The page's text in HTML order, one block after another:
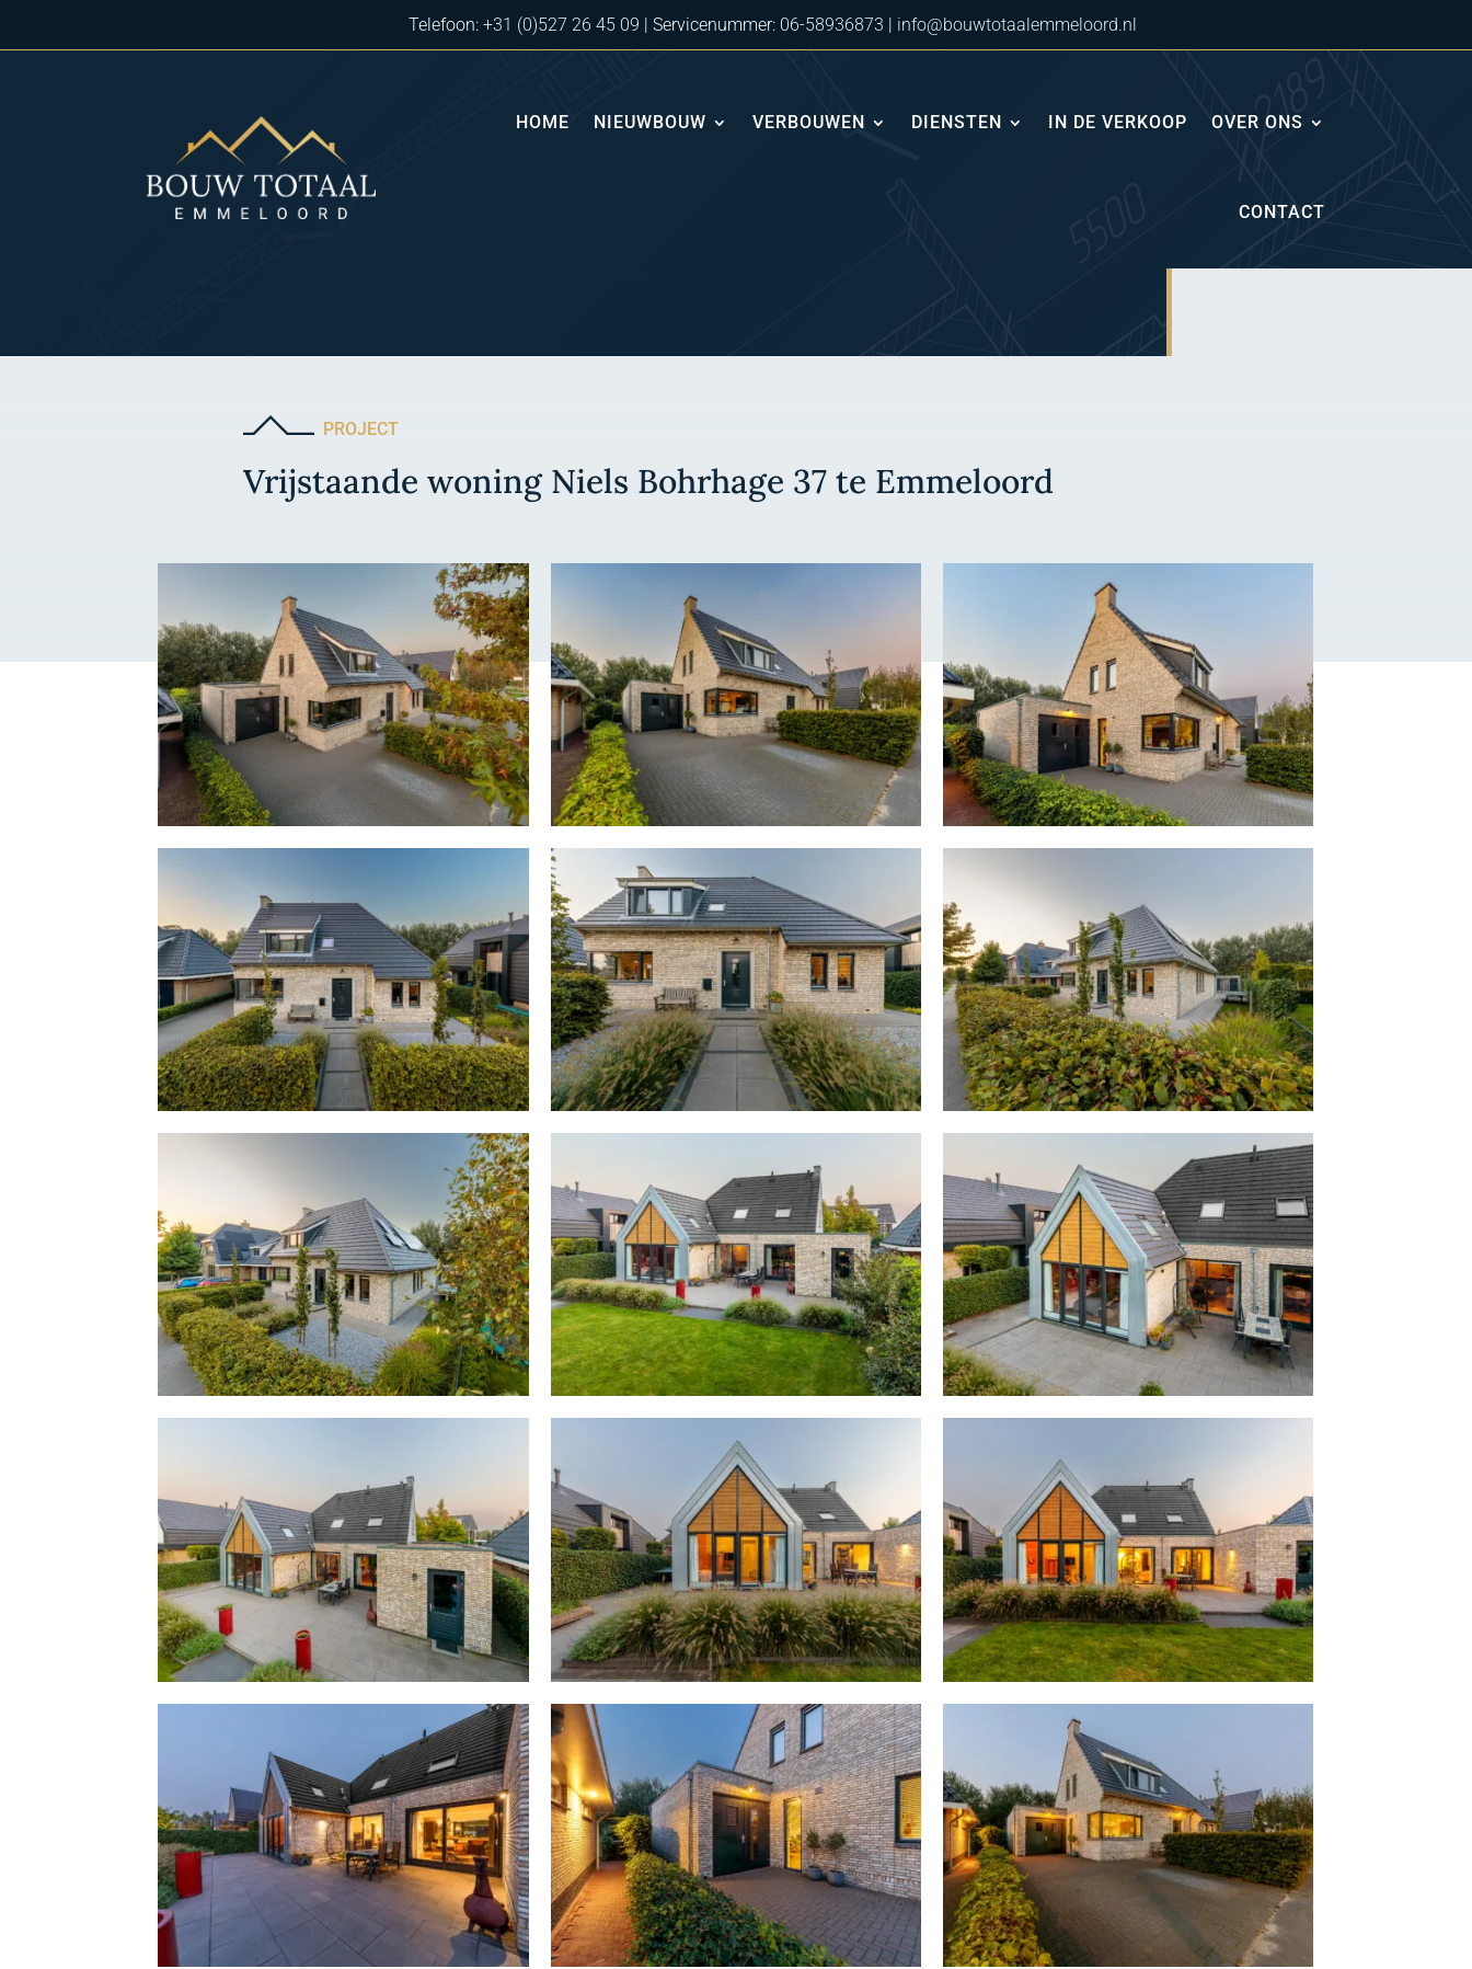
Telefoon:+31 (0)527 26 45 09 | Servicenummer: 06-58936873 | info@bouwtotaalemmeloord.nl
HOME NIEUWBOUW VERBOUWEN DIENSTEN IN DE VERKOOP OVER ONS
CONTACT
PROJECT
Vrijstaande woning Niels Bohrhage 37 te Emmeloord